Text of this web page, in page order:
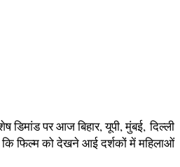
पर आज बिहार, यूपी, मुंबई, दिल्‍ली
फिल्‍म को देखने आई दर्शकों में महिलाओं